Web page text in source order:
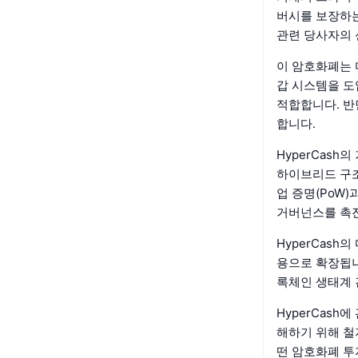
버시를 보장하
관련 당사자의
이 암호화폐는
갑 시스템을
적합합니다.
합니다.
HyperCash의
하이브리드 구
업 증명(PoW)
거버넌스를 촉
HyperCash의
용으로 확장됩
록체인 생태계
HyperCash에
해하기 위해
떤 암호화폐